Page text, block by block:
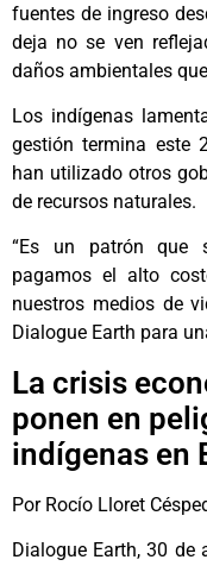
fuentes de ingreso
deja no se ven
daños ambientales
Los indígenas
gestión termina este
han utilizado otros
de recursos naturales.
“Es un patrón que
pagamos el alto
nuestros medios de
Dialogue Earth para
La crisis
ponen en
indígenas en
Por Rocío Lloret
Dialogue Earth, 30 de